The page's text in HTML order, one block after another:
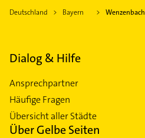
Deutschland Bayern Wenzenbach
Dialog & Hilfe
Ansprechpartner
Häufige Fragen
Übersicht aller Städte
Über Gelbe Seiten